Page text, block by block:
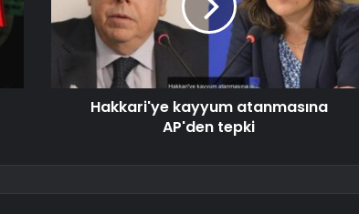
Hakkari'ye kayyum atanmasına
AP'den tepki